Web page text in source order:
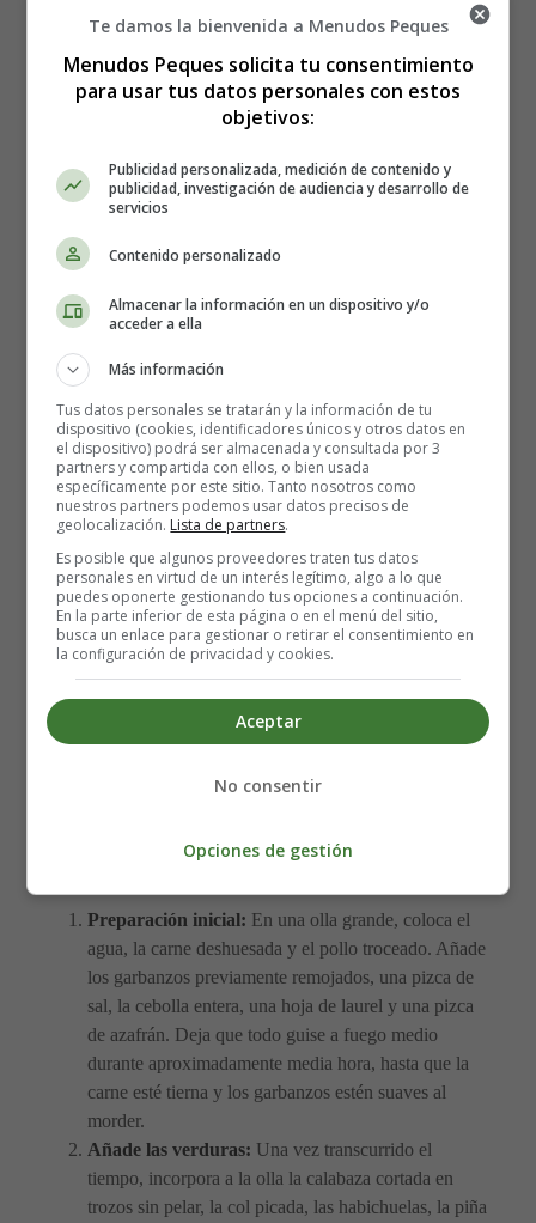
culinaria de las Islas Canarias. Se trata de un guiso
ingredientes frescos y saludables, creando una explosión
de sabores en cada bocado. Este plato es perfecto para
cualquier ocasión, ya sea un almuerzo familiar o una
reunión con amigos. Además, su versatilidad te permite
adaptarlo según tus preferencias y los ingredientes
disponibles en tu despensa. 👨‍🍳
Ingredientes para el Puchero Canario
Un cuarto kilo de pollo
150 gramos de garbanzos
Un cuarto kilo de col
Un cuarto kilo de calabaza
Un cuarto kilo de batatas
Un cuarto kilo de papas
Una zanahoria grande
Una cebolla
Una piña
Sal
Azafrán, laurel y hierbahuerto
Agua
preparar el Puchero Canario
Preparación inicial: En una olla grande, coloca el
agua, la carne deshuesada y el pollo troceado. Añade
los garbanzos previamente remojados, una pizca de
sal, la cebolla entera, una hoja de laurel y una pizca
de azafrán. Deja que todo guise a fuego medio
durante aproximadamente media hora, hasta que la
carne esté tierna y los garbanzos estén suaves al
morder.
Añade las verduras: Una vez transcurrido el
tiempo, incorpora a la olla la calabaza cortada en
trozos sin pelar, la col picada, las habichuelas, la piña
Te damos la bienvenida a Menudos Peques
Menudos Peques solicita tu consentimiento
para usar tus datos personales con estos
objetivos:
Publicidad personalizada, medición de contenido y
publicidad, investigación de audiencia y desarrollo de
servicios
Contenido personalizado
Almacenar la información en un dispositivo y/o
acceder a ella
Más información
Tus datos personales se tratarán y la información de tu
dispositivo (cookies, identificadores únicos y otros datos en
el dispositivo) podrá ser almacenada y consultada por 3
partners y compartida con ellos, o bien usada
específicamente por este sitio. Tanto nosotros como
nuestros partners podemos usar datos precisos de
geolocalización. Lista de partners.
Es posible que algunos proveedores traten tus datos
personales en virtud de un interés legítimo, algo a lo que
puedes oponerte gestionando tus opciones a continuación.
En la parte inferior de esta página o en el menú del sitio,
busca un enlace para gestionar o retirar el consentimiento en
la configuración de privacidad y cookies.
Aceptar
No consentir
Opciones de gestión